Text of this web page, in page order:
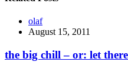
olaf
August 15, 2011
the big chill – or: let